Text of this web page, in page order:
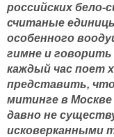
российских бело-
считаные
особенного
гимне и говорить
каждый час поет
представить,
митинге в
давно не
исковерканными